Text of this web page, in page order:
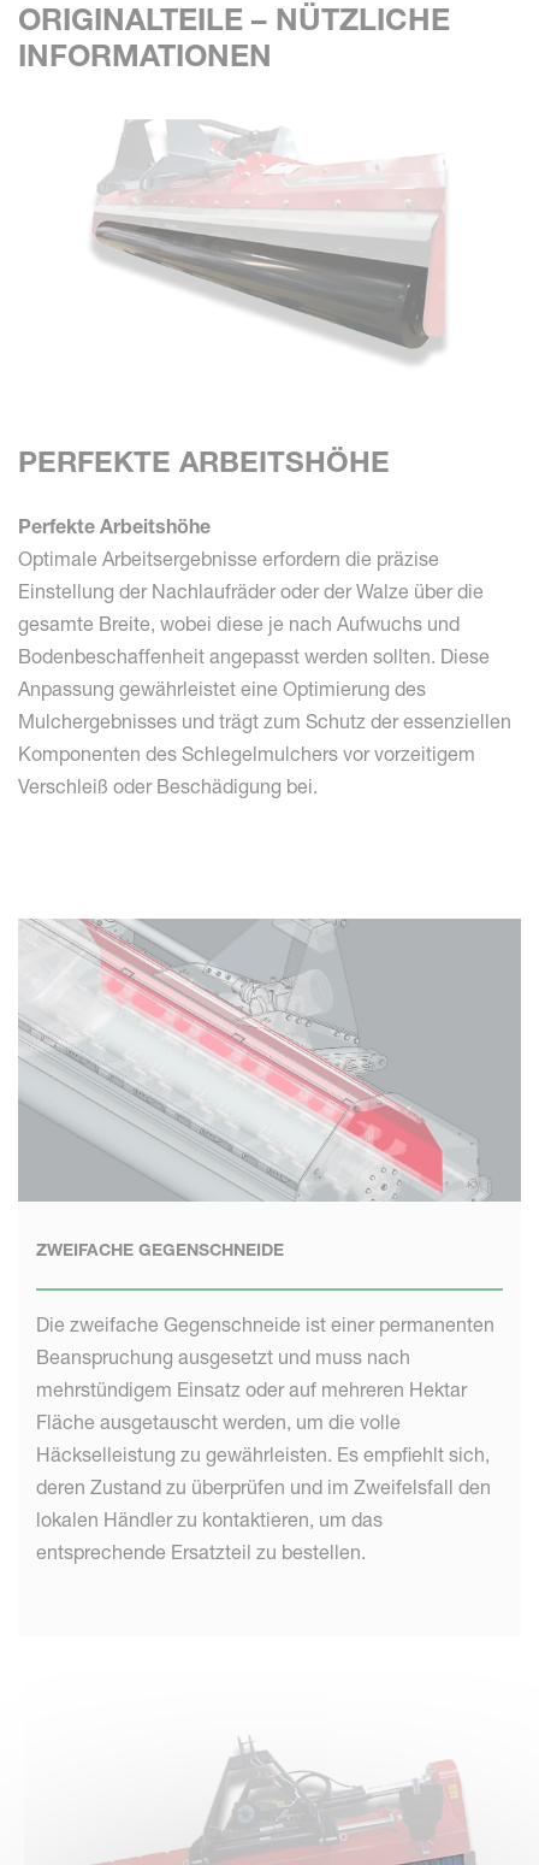
ORIGINALTEILE – NÜTZLICHE
INFORMATIONEN
PERFEKTE ARBEITSHÖHE
Perfekte Arbeitshöhe
Optimale Arbeitsergebnisse erfordern die präzise
Einstellung der Nachlaufräder oder der Walze über die
gesamte Breite, wobei diese je nach Aufwuchs und
Bodenbeschaffenheit angepasst werden sollten. Diese
Anpassung gewährleistet eine Optimierung des
Mulchergebnisses und trägt zum Schutz der essenziellen
Komponenten des Schlegelmulchers vor vorzeitigem
Verschleiß oder Beschädigung bei.
ZWEIFACHE GEGENSCHNEIDE
Die zweifache Gegenschneide ist einer permanenten
Beanspruchung ausgesetzt und muss nach
mehrstündigem Einsatz oder auf mehreren Hektar
Fläche ausgetauscht werden, um die volle
Häckselleistung zu gewährleisten. Es empfiehlt sich,
deren Zustand zu überprüfen und im Zweifelsfall den
lokalen Händler zu kontaktieren, um das
entsprechende Ersatzteil zu bestellen.